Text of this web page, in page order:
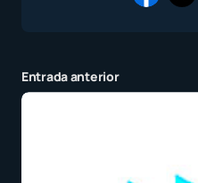
Entrada anterior